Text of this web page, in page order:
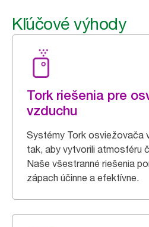
Kľúčové výhody
Tork riešenia pre
vzduchu
Systémy Tork osviežovača
tak, aby vytvorili atmosféru
Naše všestranné riešenia
zápach účinne a efektívne.